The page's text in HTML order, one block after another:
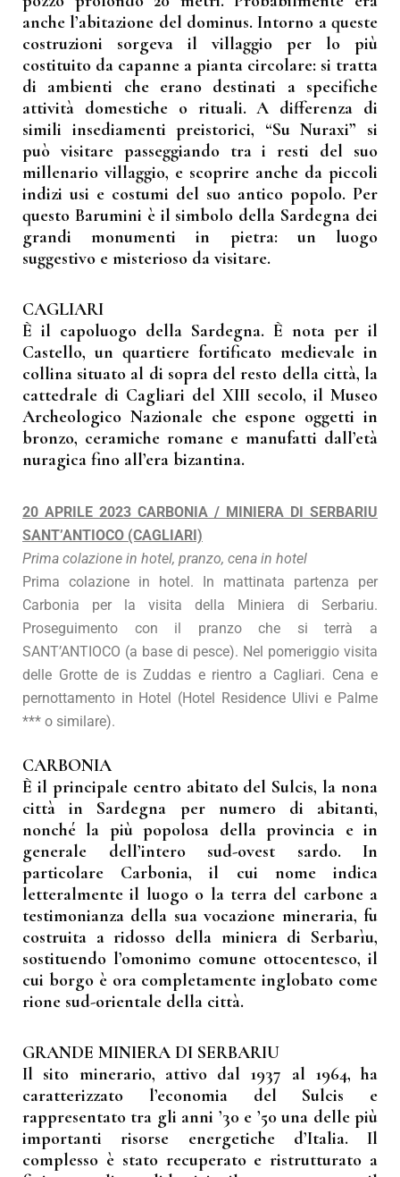
anche l’abitazione del dominus. Intorno a queste
costruzioni sorgeva il villaggio per lo più
costituito da capanne a pianta circolare: si tratta
di ambienti che erano destinati a specifiche
attività domestiche o rituali. A differenza di
simili insediamenti preistorici, “Su Nuraxi” si
può visitare passeggiando tra i resti del suo
millenario villaggio, e scoprire anche da piccoli
indizi usi e costumi del suo antico popolo. Per
questo Barumini è il simbolo della Sardegna dei
grandi monumenti in pietra: un luogo
suggestivo e misterioso da visitare.
CAGLIARI
È il capoluogo della Sardegna. È nota per il
Castello, un quartiere fortificato medievale in
collina situato al di sopra del resto della città, la
cattedrale di Cagliari del XIII secolo, il Museo
Archeologico Nazionale che espone oggetti in
bronzo, ceramiche romane e manufatti dall’età
nuragica fino all’era bizantina.
20 APRILE 2023 CARBONIA / MINIERA DI SERBARIU
SANT’ANTIOCO (CAGLIARI)
Prima colazione in hotel, pranzo, cena in hotel
Prima colazione in hotel. In mattinata partenza per
Carbonia per la visita della Miniera di Serbariu.
Proseguimento con il pranzo che si terrà a
SANT’ANTIOCO (a base di pesce). Nel pomeriggio visita
delle Grotte de is Zuddas e rientro a Cagliari. Cena e
pernottamento in Hotel (Hotel Residence Ulivi e Palme
*** o similare).
CARBONIA
È il principale centro abitato del Sulcis, la nona
città in Sardegna per numero di abitanti,
nonché la più popolosa della provincia e in
generale dell’intero sud-ovest sardo. In
particolare Carbonia, il cui nome indica
letteralmente il luogo o la terra del carbone a
testimonianza della sua vocazione mineraria, fu
costruita a ridosso della miniera di Serbarìu,
sostituendo l’omonimo comune ottocentesco, il
cui borgo è ora completamente inglobato come
rione sud-orientale della città.
GRANDE MINIERA DI SERBARIU
Il sito minerario, attivo dal 1937 al 1964, ha
caratterizzato l’economia del Sulcis e
rappresentato tra gli anni ’30 e ’50 una delle più
importanti risorse energetiche d’Italia. Il
complesso è stato recuperato e ristrutturato a